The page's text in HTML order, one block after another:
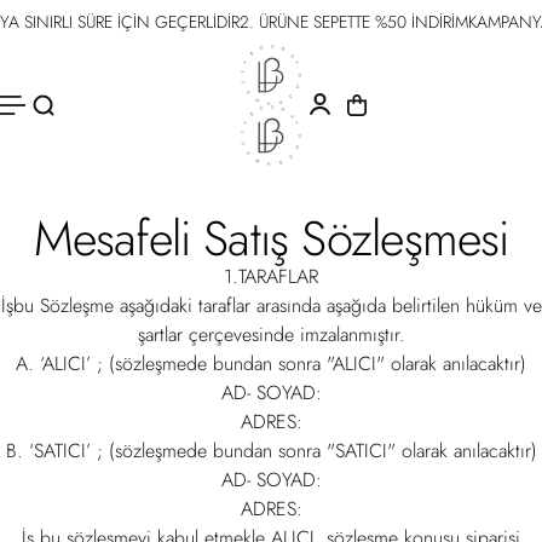
İÇERIĞESÜRE İÇİN GEÇERLİDİR2. ÜRÜNE SEPETTE %50 İNDİRİMKAMPANYA
Mesafeli Satış Sözleşmesi
1.TARAFLAR
İşbu Sözleşme aşağıdaki taraflar arasında aşağıda belirtilen hüküm ve
şartlar çerçevesinde imzalanmıştır.
A. ‘ALICI’ ; (sözleşmede bundan sonra "ALICI" olarak anılacaktır)
AD- SOYAD:
ADRES:
B. ‘SATICI’ ; (sözleşmede bundan sonra "SATICI" olarak anılacaktır)
AD- SOYAD:
ADRES: